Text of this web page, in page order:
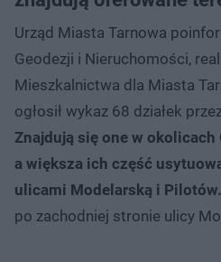
Urząd Miasta Tarnowa
Geodezji i Nieruchomości,
Mieszkalnictwa dla Miasta
ogłosił wykaz 68 działek
Znajdują się one w
a większa ich część
ulicami Modelarską i Pilotów.
po zachodniej stronie ulicy